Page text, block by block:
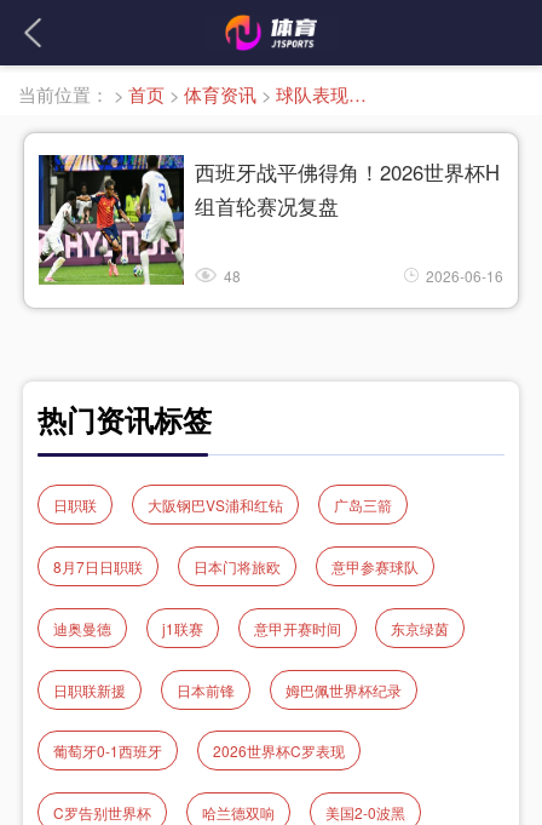
当前位置： > 首页 > 体育资讯 > 球队表现点评
西班牙战平佛得角！2026世界杯H
组首轮赛况复盘
48 2026-06-16
热门资讯标签
日职联 大阪钢巴VS浦和红钻 广岛三箭
8月7日日职联 日本门将旅欧 意甲参赛球队
迪奥曼德 j1联赛 意甲开赛时间 东京绿茵
日职联新援 日本前锋 姆巴佩世界杯纪录
葡萄牙0-1西班牙 2026世界杯C罗表现
C罗告别世界杯 哈兰德双响 美国2-0波黑